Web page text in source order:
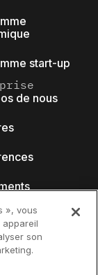
start-up
de nous
», vous
son